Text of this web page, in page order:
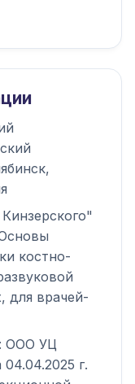
костно-
для врачей-
ООО УЦ
г.